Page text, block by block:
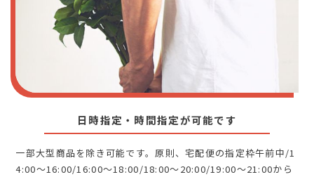
日時指定・時間指定が可能です
一部大型商品を除き可能です。原則、宅配便の指定枠午前中/1
4:00～16:00/16:00～18:00/18:00～20:00/19:00～21:00から